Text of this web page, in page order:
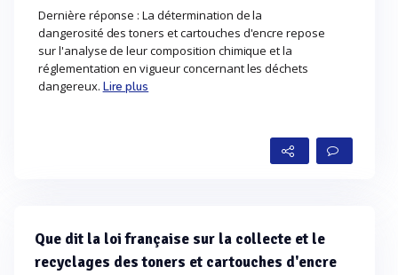
Dernière réponse : La détermination de la
dangerosité des toners et cartouches d'encre repose
sur l'analyse de leur composition chimique et la
réglementation en vigueur concernant les déchets
dangereux. Lire plus
Que dit la loi française sur la collecte et le
recyclages des toners et cartouches d'encre